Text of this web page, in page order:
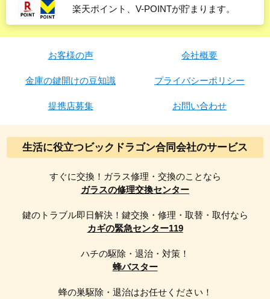
楽天ポイント、V-POINTが貯まります。
お客様の声 会社概要
金庫の鍵開けの豆知識 プライバシーポリシー
提携店募集 お問い合わせ
生活に役立つビックドラゴン合同会社のサービス
すぐに交換！ガラス修理・交換のことなら
ガラスの修理交換センター
鍵のトラブル即日解決！鍵交換・修理・取替・取付なら
カギの緊急センター119
ハチの駆除・退治・対策！
蜂バスター
蜂の巣駆除・退治はお任せください！